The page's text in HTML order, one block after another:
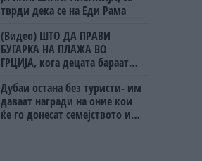
тврди дека се на Еди Рама
(Видео) ШТО ДА ПРАВИ
БУГАРКА НА ПЛАЖА ВО
ГРЦИЈА, кога децата бараат
Дубаи остана без туристи- им
даваат награди на оние кои
ќе го донесат семејството или